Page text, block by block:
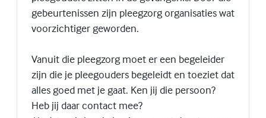
gebeurtenissen zijn pleegzorg organisaties wat
voorzichtiger geworden.
Vanuit die pleegzorg moet er een begeleider
zijn die je pleegouders begeleidt en toeziet dat
alles goed met je gaat. Ken jij die persoon?
Heb jij daar contact mee?